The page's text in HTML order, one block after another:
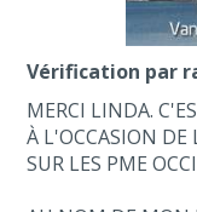
Vérification par
MERCI LINDA.
À L'OCCASION DE
SUR LES PME